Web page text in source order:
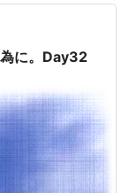
に。Day32